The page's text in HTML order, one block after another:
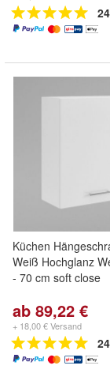
24
Küchen
Weiß Hochglanz
- 70 cm soft close
ab 89,22 €
+ 18,00 € Versand
24